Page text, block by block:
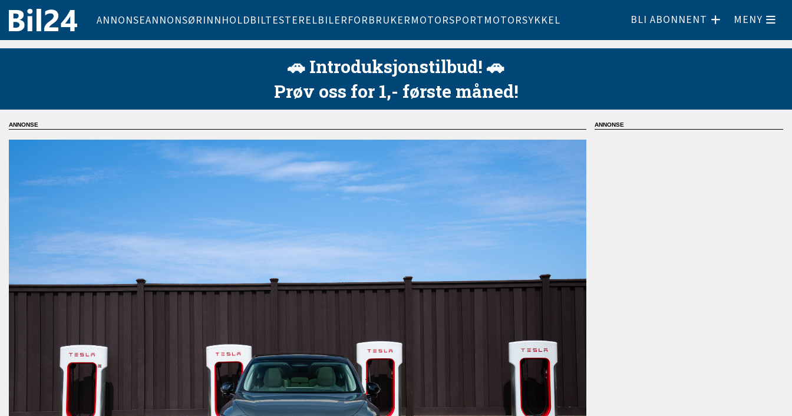
ANNONSEANNONSØRINNHOLDBILTESTERELBILERFORBRUKERMOTORSPORTMOTORSYKKEL BLI ABONNENT MENY
🚗 Introduksjonstilbud! 🚗
Prøv oss for 1,- første måned!